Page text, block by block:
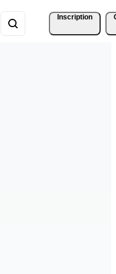
Inscription